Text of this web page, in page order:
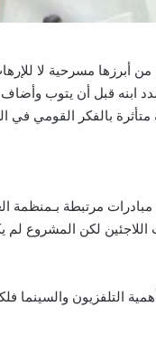
ابنه قبل أن يتوب
بالفكر القومي في
مرتبطة بـمنظمة
لكن المشروع لم
التلفزيون والسينما